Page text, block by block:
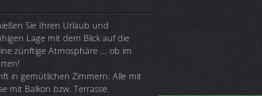
Sie Ihren Urlaub und
Lage mit dem Blick auf die
zünftige Atmosphäre ... ob im
in gemütlichen Zimmern: Alle mit
mit Balkon bzw. Terrasse.